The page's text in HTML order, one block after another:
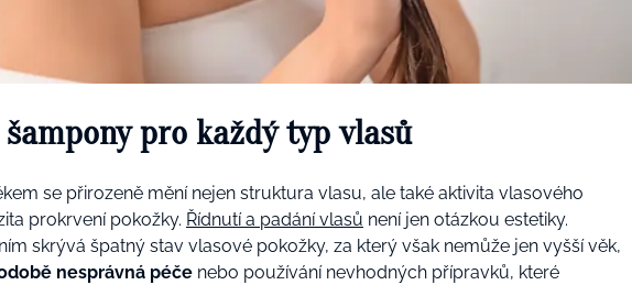
šampony pro každý typ vlasů
se přirozeně mění nejen struktura vlasu, ale také aktivita vlasového
prokrvení pokožky. Řídnutí a padání vlasů není jen otázkou estetiky.
skrývá špatný stav vlasové pokožky, za který však nemůže jen vyšší věk,
nesprávná péče nebo používání nevhodných přípravků, které